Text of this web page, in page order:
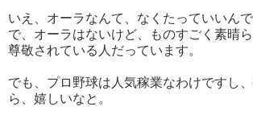
いえ、オーラなんて、なくたっていいん
で、オーラはないけど、ものすごく素晴
尊敬されている人だっています。
でも、プロ野球は人気稼業なわけですし
ら、嬉しいなと。